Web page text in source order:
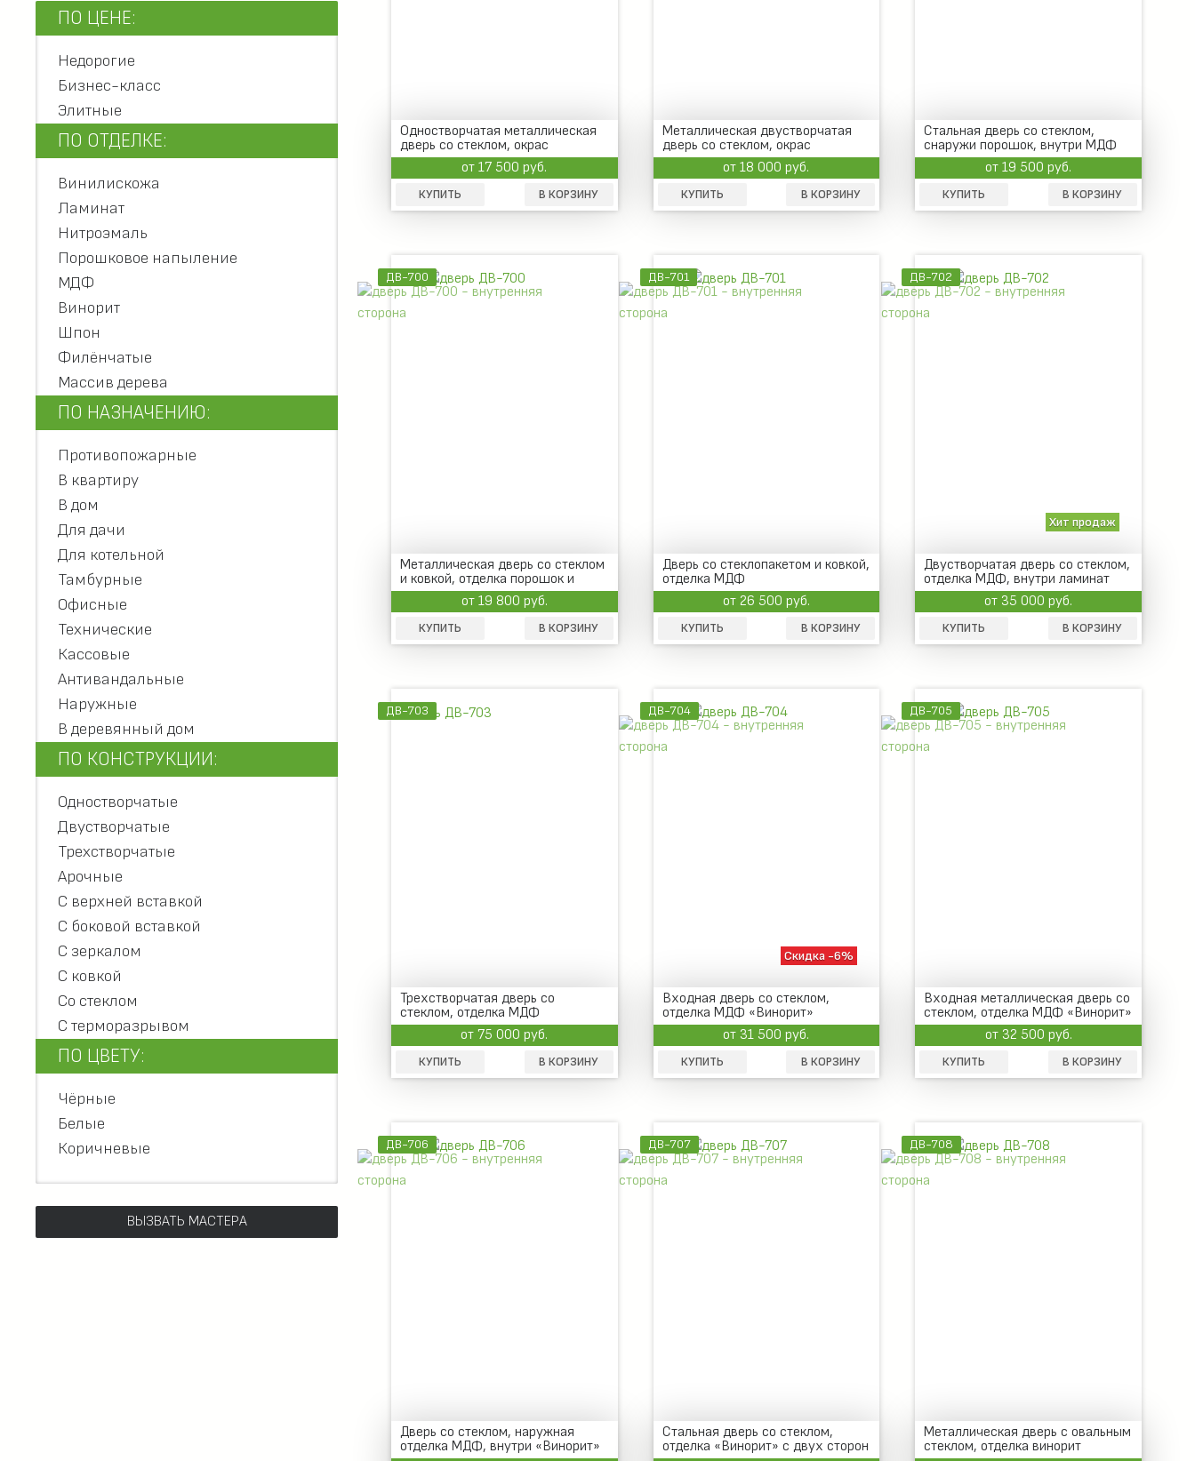
ПО ЦЕНЕ:
Недорогие
Бизнес-класс
Элитные
ПО ОТДЕЛКЕ:
Винилискожа
Ламинат
Нитроэмаль
Порошковое напыление
МДФ
Винорит
Шпон
Филёнчатые
Массив дерева
ПО НАЗНАЧЕНИЮ:
Противопожарные
В квартиру
В дом
Для дачи
Для котельной
Тамбурные
Офисные
Технические
Кассовые
Антивандальные
Наружные
В деревянный дом
ПО КОНСТРУКЦИИ:
Одностворчатые
Двустворчатые
Трехстворчатые
Арочные
С верхней вставкой
С боковой вставкой
С зеркалом
С ковкой
Со стеклом
С терморазрывом
ПО ЦВЕТУ:
Чёрные
Белые
Коричневые
ВЫЗВАТЬ МАСТЕРА
Одностворчатая металлическая
дверь со стеклом, окрас
нитроэмальот 17 500 руб.
КУПИТЬ В КОРЗИНУ
Металлическая двустворчатая
дверь со стеклом, окрас
нитроэмальот 18 000 руб.
КУПИТЬ В КОРЗИНУ
Стальная дверь со стеклом,
снаружи порошок, внутри МДФ
от 19 500 руб.
КУПИТЬ В КОРЗИНУ
ДВ-700
Металлическая дверь со стеклом
и ковкой, отделка порошок и
МДФ
от 19 800 руб.
КУПИТЬ В КОРЗИНУ
ДВ-701
Дверь со стеклопакетом и ковкой,
отделка МДФ
от 26 500 руб.
КУПИТЬ В КОРЗИНУ
ДВ-702
Хит продаж
Двустворчатая дверь со стеклом,
отделка МДФ, внутри ламинат
от 35 000 руб.
КУПИТЬ В КОРЗИНУ
ДВ-703
Трехстворчатая дверь со
стеклом, отделка МДФ
от 75 000 руб.
КУПИТЬ В КОРЗИНУ
ДВ-704
Скидка -6%
Входная дверь со стеклом,
отделка МДФ «Винорит»
от 31 500 руб.
КУПИТЬ В КОРЗИНУ
ДВ-705
Входная металлическая дверь со
стеклом, отделка МДФ «Винорит»
от 32 500 руб.
КУПИТЬ В КОРЗИНУ
ДВ-706
Дверь со стеклом, наружная
отделка МДФ, внутри «Винорит»
ДВ-707
Стальная дверь со стеклом,
отделка «Винорит» с двух сторон
ДВ-708
Металлическая дверь с овальным
стеклом, отделка винорит